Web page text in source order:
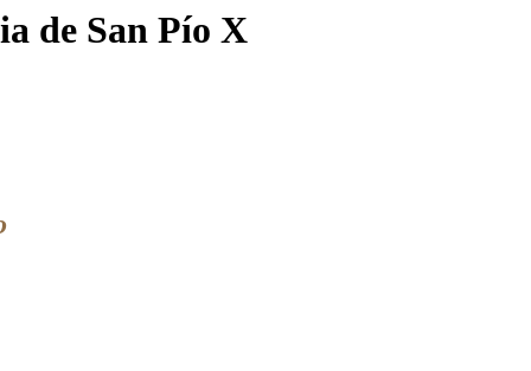
de San Pío X